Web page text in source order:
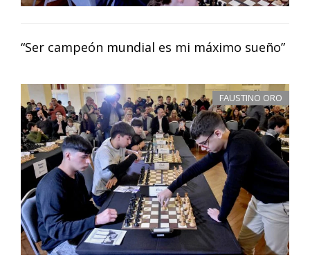
“Ser campeón mundial es mi máximo sueño”
FAUSTINO ORO